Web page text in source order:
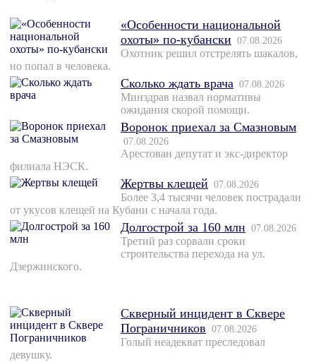
«Особенности национальной
охоты» по-кубански 07.08.2026
Охотник решил отстрелять шакалов,
но попал в человека.
Сколько ждать врача 07.08.2026
Минздрав назвал нормативы
ожидания скорой помощи.
Воронок приехал за Смазновым
07.08.2026
Арестован депутат и экс-директор
филиала НЭСК.
Жертвы клещей 07.08.2026
Более 3,4 тысячи человек пострадали
от укусов клещей на Кубани с начала года.
Долгострой за 160 млн 07.08.2026
Третий раз сорвали сроки
строительства перехода на ул.
Дзержинского.
Скверный инцидент в Сквере
Пограничников 07.08.2026
Голый неадекват преследовал
девушку.